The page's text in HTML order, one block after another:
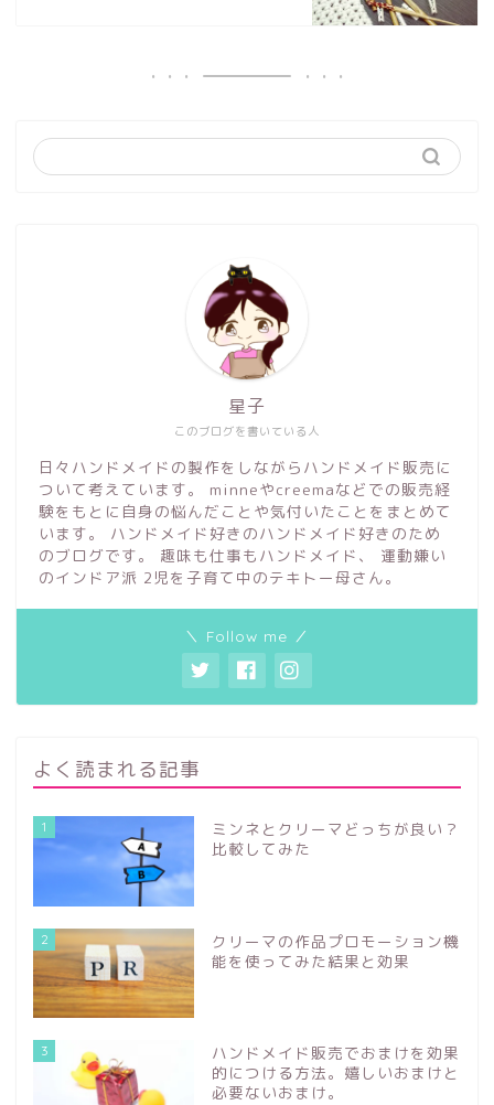
このブログを書いている人
星子
日々ハンドメイドの製作をしながらハンドメイド販売に
ついて考えています。 minneやcreemaなどでの販売経
験をもとに自身の悩んだことや気付いたことをまとめて
います。 ハンドメイド好きのハンドメイド好きのため
のブログです。 趣味も仕事もハンドメイド、 運動嫌い
のインドア派 2児を子育て中のテキトー母さん。
＼ Follow me ／
よく読まれる記事
1
ミンネとクリーマどっちが良い？
比較してみた
2
クリーマの作品プロモーション機
能を使ってみた結果と効果
3
ハンドメイド販売でおまけを効果
的につける方法。嬉しいおまけと
必要ないおまけ。